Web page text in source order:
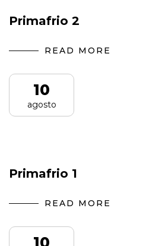
Primafrio 2
READ MORE
10
agosto
Primafrio 1
READ MORE
10